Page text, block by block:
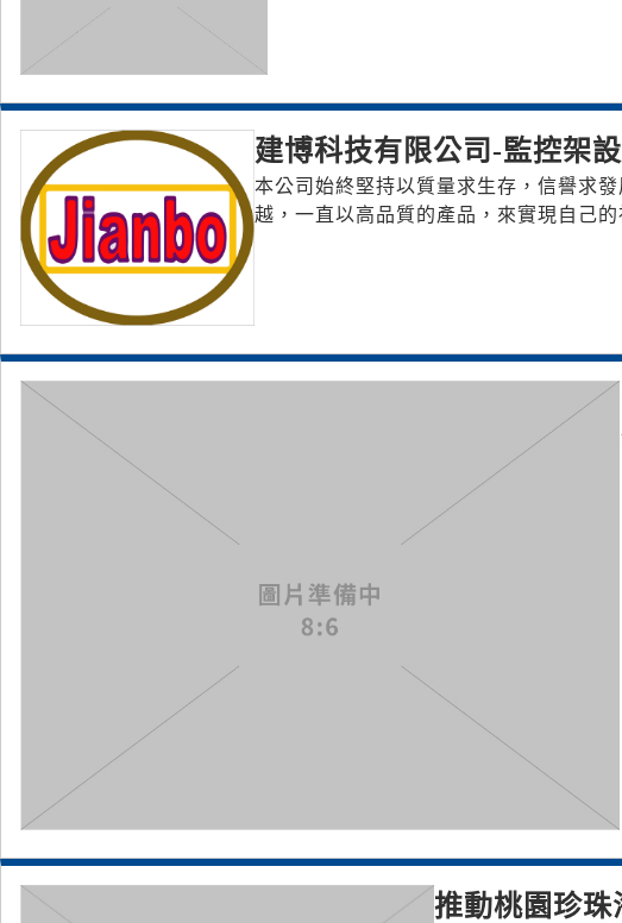
建博科技有限公司-監控架
本公司始終堅持以質量求生存，信譽求
越，一直以高品質的產品，來實現自己的
推動桃園珍